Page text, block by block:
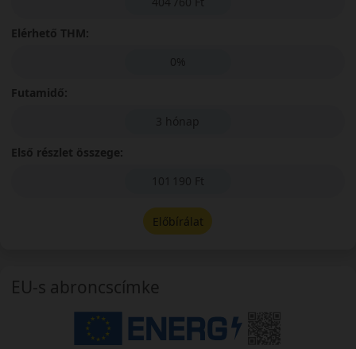
Elérhető THM:
0%
Futamidő:
3 hónap
Első részlet összege:
101 190 Ft
Előbírálat
EU-s abroncscímke